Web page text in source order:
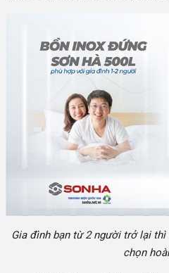
Gia đình bạn từ 2 người trở lại
chọn